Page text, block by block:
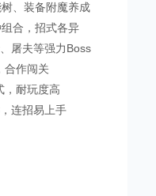
、装备附魔养成
合，招式各异
屠夫等强力Boss
合作闯关
，耐玩度高
连招易上手